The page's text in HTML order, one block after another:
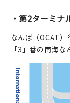
・第2ターミ
なんば（OCAT
「3」番の南海な